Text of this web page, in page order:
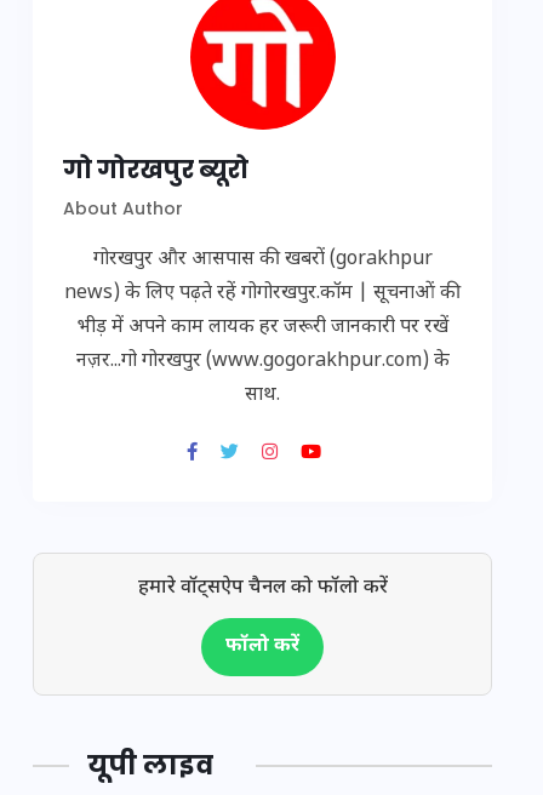
गो गोरखपुर ब्यूरो
About Author
गोरखपुर और आसपास की खबरों (gorakhpur
news) के लिए पढ़ते रहें गोगोरखपुर.कॉम | सूचनाओं की
भीड़ में अपने काम लायक हर जरूरी जानकारी पर रखें
नज़र...गो गोरखपुर (www.gogorakhpur.com) के
साथ.
हमारे वॉट्सऐप चैनल को फॉलो करें
फॉलो करें
यूपी लाइव